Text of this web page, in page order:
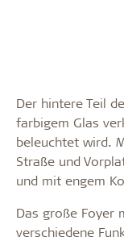
Der hintere Teil
farbigem Glas
beleuchtet wird.
Straße und
und mit engem
Das große Foyer
verschiedene